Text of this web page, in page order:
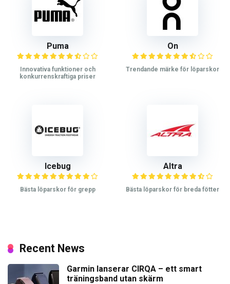
Puma
Innovativa funktioner och
konkurrenskraftiga priser
On
Trendande märke för löparskor
Icebug
Bästa löparskor för grepp
Altra
Bästa löparskor för breda fötter
Recent News
Garmin lanserar CIRQA – ett smart
träningsband utan skärm